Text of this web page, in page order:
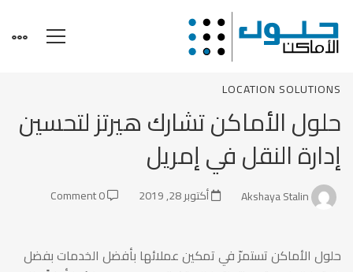
حلول
الأماكن
تشارك
LOCATION SOLUTIONS
حلول الأماكن تشارك هيرتز لتحسين
إدارة النقل في إمريل
أكتوبر 28, 2019 0 Comment
حلول الأماكن تستمرّ في تمكين عملائها بأفضل الخدمات بفضل